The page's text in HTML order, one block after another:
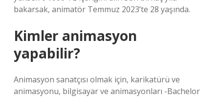
bakarsak, animatör Temmuz 2023’te 28 yaşında.
Kimler animasyon
yapabilir?
Animasyon sanatçısı olmak için, karikatürü ve
animasyonu, bilgisayar ve animasyonları -Bachelor